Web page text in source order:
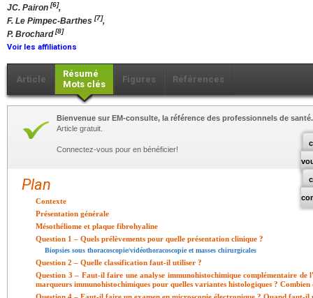
JC. Pairon [6],
F. Le Pimpec-Barthes [7],
P. Brochard[8]
Voir les affiliations
Article
Résumé
Mots clés
Figures Références
Bienvenue sur EM-consulte, la référence des professionnels de santé.
Article gratuit.
Connectez-vous pour en bénéficier!
Plan
Contexte
Présentation générale
Mésothéliome et plaque fibrohyaline
Question 1 – Quels prélèvements pour quelle présentation clinique ?
Biopsies sous thoracoscopie/vidéothoracoscopie et masses chirurgicales
Question 2 – Quelle classification faut-il utiliser ?
Question 3 – Faut-il faire une analyse immunohistochimique complémentaire de
marqueurs immunohistochimiques pour quelles variantes histologiques ?